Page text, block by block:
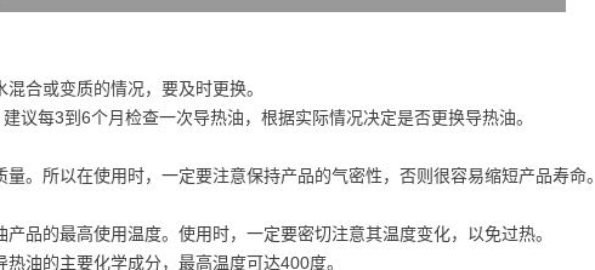
合或变质的情况，要及时更换。
议每3到6个月检查一次导热油，根据实际情况决定是否更换导热油。
。所以在使用时，一定要注意保持产品的气密性，否则很容易缩短产品寿命。
品的最高使用温度。使用时，一定要密切注意其温度变化，以免过热。
油的主要化学成分，最高温度可达400度。